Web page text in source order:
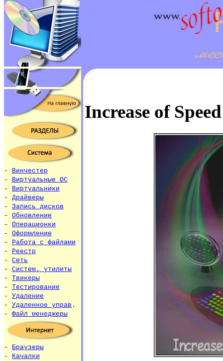
- Винчестер
- Виртуальные ОС
- Виртуальники
- Драйверы
- Запись дисков
- Обновление
- Операционки
- Оформление
- Работа с файлами
- Реестр
- Сеть
- Систем. утилиты
- Твикеры
- Тестирование
- Удаление
- Удаленное управ .
- Файл менеджеры
- Браузеры
- Качалки
Increase of